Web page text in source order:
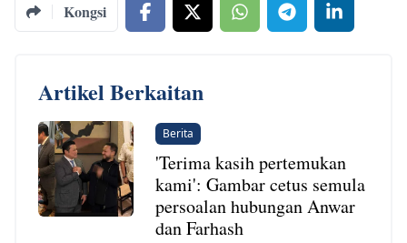
Kongsi
Artikel Berkaitan
Berita
'Terima kasih pertemukan
kami': Gambar cetus semula
persoalan hubungan Anwar
dan Farhash